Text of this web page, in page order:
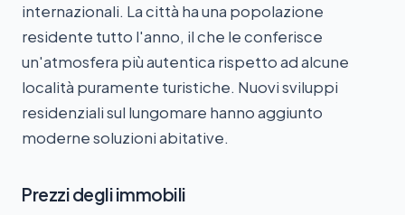
internazionali. La città ha una popolazione
residente tutto l'anno, il che le conferisce
un'atmosfera più autentica rispetto ad alcune
località puramente turistiche. Nuovi sviluppi
residenziali sul lungomare hanno aggiunto
moderne soluzioni abitative.
Prezzi degli immobili